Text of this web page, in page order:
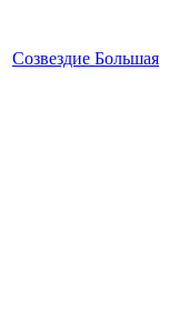
Созвездие Большая